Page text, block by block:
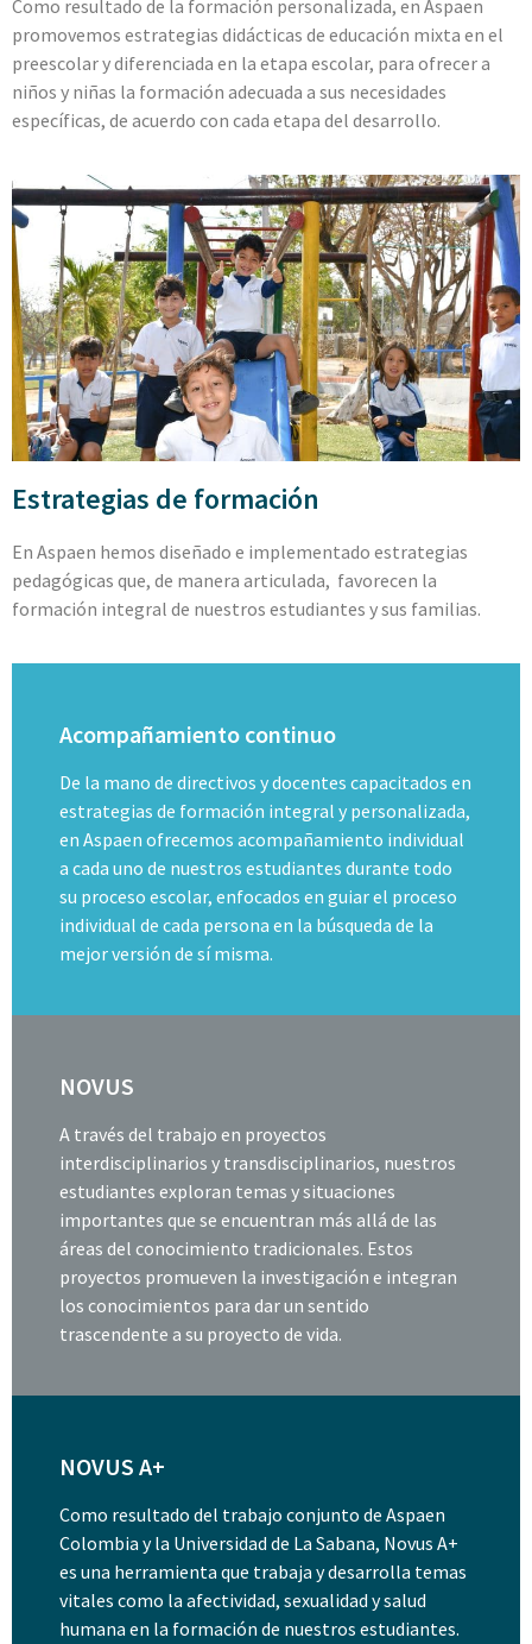
Como resultado de la formación personalizada, en Aspaen
promovemos estrategias didácticas de educación mixta en el
preescolar y diferenciada en la etapa escolar, para ofrecer a
niños y niñas la formación adecuada a sus necesidades
específicas, de acuerdo con cada etapa del desarrollo.
Estrategias de formación
En Aspaen hemos diseñado e implementado estrategias
pedagógicas que, de manera articulada, favorecen la
formación integral de nuestros estudiantes y sus familias.
Acompañamiento continuo
De la mano de directivos y docentes capacitados en
estrategias de formación integral y personalizada,
en Aspaen ofrecemos acompañamiento individual
a cada uno de nuestros estudiantes durante todo
su proceso escolar, enfocados en guiar el proceso
individual de cada persona en la búsqueda de la
mejor versión de sí misma.
NOVUS
A través del trabajo en proyectos
interdisciplinarios y transdisciplinarios, nuestros
estudiantes exploran temas y situaciones
importantes que se encuentran más allá de las
áreas del conocimiento tradicionales. Estos
proyectos promueven la investigación e integran
los conocimientos para dar un sentido
trascendente a su proyecto de vida.
NOVUS A+
Como resultado del trabajo conjunto de Aspaen
Colombia y la Universidad de La Sabana, Novus A+
es una herramienta que trabaja y desarrolla temas
vitales como la afectividad, sexualidad y salud
humana en la formación de nuestros estudiantes.